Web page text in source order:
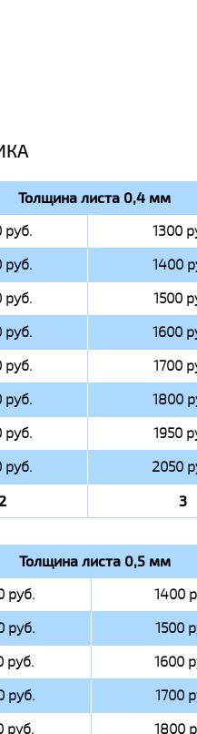
Толщина листа 0,4 мм
руб.
1300
руб.
1400
руб.
1500
руб.
1600
руб.
1700
руб.
1800
руб.
1950
руб.
2050
3
Толщина листа 0,5 мм
руб.
1400
руб.
1500
руб.
1600
руб.
1700
руб.
1800